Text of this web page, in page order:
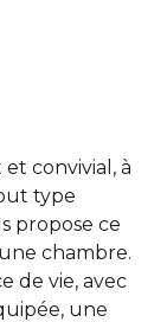
convivial, à
type
propose ce
chambre.
de vie, avec
une